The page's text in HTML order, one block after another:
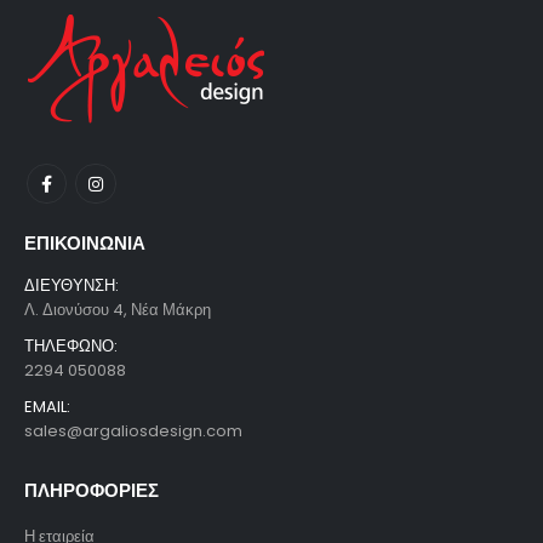
ΕΠΙΚΟΙΝΩΝΙΑ
ΔΙΕΥΘΥΝΣΗ:
Λ. Διονύσου 4, Νέα Μάκρη
ΤΗΛΕΦΩΝΟ:
2294 050088
EMAIL:
sales@argaliosdesign.com
ΠΛΗΡΟΦΟΡΙΕΣ
Η εταιρεία